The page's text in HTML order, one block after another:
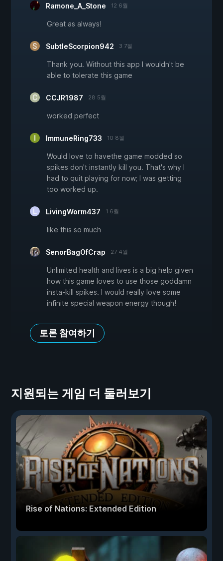
Ramone_A_Stone 12 6월
Great as always!
SubtleScorpion942 3 7월
Thank you. Without this app I wouldn't be
able to tolerate this game
CCJR1987 28 5월
worked perfect
ImmuneRing733 10 8월
Would love to havethe game modded so
spikes don't instantly kill you. That's why I
had to quit playing for now; I was getting
too worked up.
LivingWorm437 1 6월
like this so much
SenorBagOfCrap 27 4월
Unlimited health and lives is a big help given
how this game loves to use those goddamn
insta-kill spikes. I would really love some
infinite special weapon energy though!
토론 참여하기
지원되는 게임 더 둘러보기
Rise of Nations: Extended Edition